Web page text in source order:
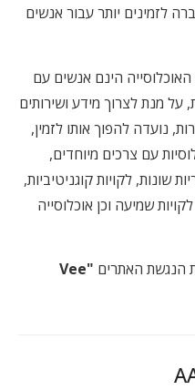
לזמינים יותר עבור אנשים
מקרב האוכלוסייה הינם אנשים עם
על מנת לצרוך מידע ושירותים
נועדה להפוך אותו לזמין,
עם צרכים מיוחדים,
שונות, לקויות קוגניטיביות,
לקויות שמיעה וכן אוכלוסייה
הנגשת האתרים
"Vee